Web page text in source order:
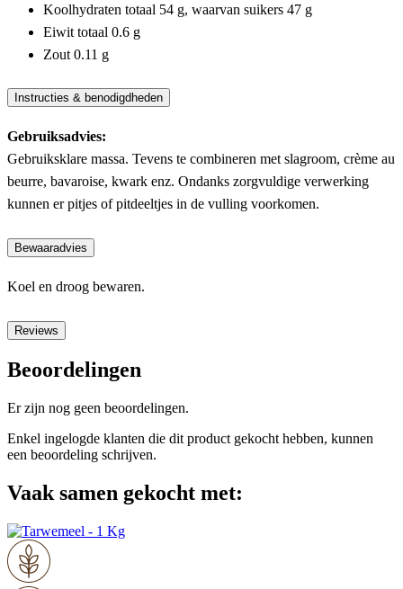
Koolhydraten totaal 54 g, waarvan suikers 47 g
Eiwit totaal 0.6 g
Zout 0.11 g
Instructies & benodigdheden
Gebruiksadvies:
Gebruiksklare massa. Tevens te combineren met slagroom, crème au
beurre, bavaroise, kwark enz. Ondanks zorgvuldige verwerking
kunnen er pitjes of pitdeeltjes in de vulling voorkomen.
Bewaaradvies
Koel en droog bewaren.
Reviews
Beoordelingen
Er zijn nog geen beoordelingen.
Enkel ingelogde klanten die dit product gekocht hebben, kunnen
een beoordeling schrijven.
Vaak samen gekocht met: